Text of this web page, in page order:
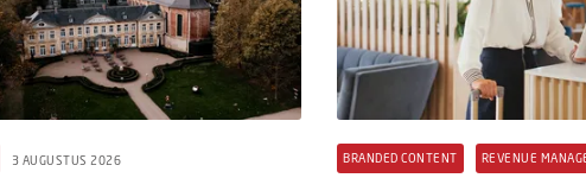
3 AUGUSTUS 2026 BRANDED CONTENT REVENUE